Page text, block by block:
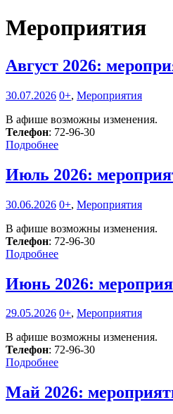
Мероприятия
Август 2026:
30.07.2026 0+, Мероприятия
В афише возможны изменения.
Телефон: 72-96-30
Подробнее
Июль 2026:
30.06.2026 0+, Мероприятия
В афише возможны изменения.
Телефон: 72-96-30
Подробнее
Июнь 2026:
29.05.2026 0+, Мероприятия
В афише возможны изменения.
Телефон: 72-96-30
Подробнее
Май 2026: